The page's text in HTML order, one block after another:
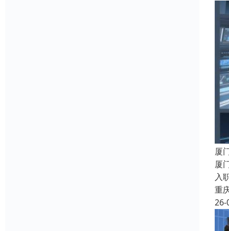
厦
厦
入
重
26-